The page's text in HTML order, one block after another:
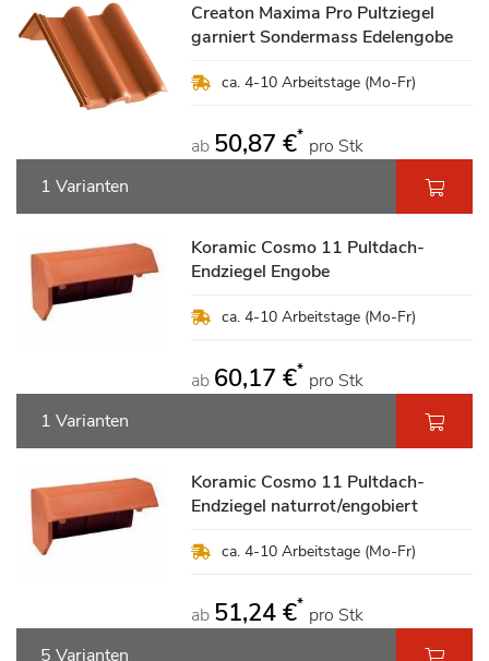
Creaton Maxima Pro Pultziegel
garniert Sondermass Edelengobe
ca. 4-10 Arbeitstage (Mo-Fr)
ab 50,87 €* pro Stk
1 Varianten
Koramic Cosmo 11 Pultdach-
Endziegel Engobe
ca. 4-10 Arbeitstage (Mo-Fr)
ab 60,17 €* pro Stk
1 Varianten
Koramic Cosmo 11 Pultdach-
Endziegel naturrot/engobiert
ca. 4-10 Arbeitstage (Mo-Fr)
ab 51,24 €* pro Stk
5 Varianten